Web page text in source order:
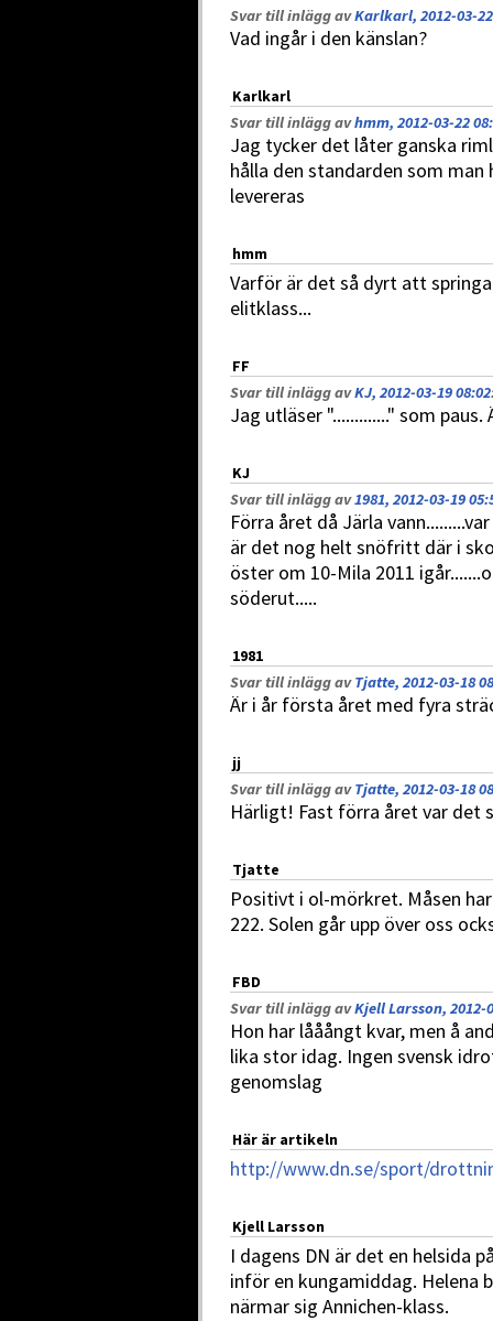
Svar till inlägg avKarlkarl, 2012-03-
Vad ingår i den känslan?
Karlkarl
Svar till inlägg avhmm, 2012-03-22
Jag tycker det låter ganska
hålla den standarden som
levereras
hmm
Varför är det så dyrt att
elitklass...
FF
Svar till inlägg avKJ, 2012-03-19 08:02
Jag utläser "............." som
KJ
Svar till inlägg av1981, 2012-03-19
Förra året då Järla
är det nog helt snöfritt där i
öster om 10-Mila 2011
söderut.....
1981
Svar till inlägg avTjatte, 2012-03-18
Är i år första året med fyra
jj
Svar till inlägg avTjatte, 2012-03-18
Härligt! Fast förra året var det
Tjatte
Positivt i ol-mörkret. Måsen
222. Solen går upp över oss
FBD
Svar till inlägg avKjell Larsson, 2012-
Hon har lååångt kvar, men å
lika stor idag. Ingen svensk
genomslag
Här är artikeln
http://www.dn.se/sport/
Kjell Larsson
I dagens DN är det en helsida
inför en kungamiddag. Helena
närmar sig Annichen-klass.